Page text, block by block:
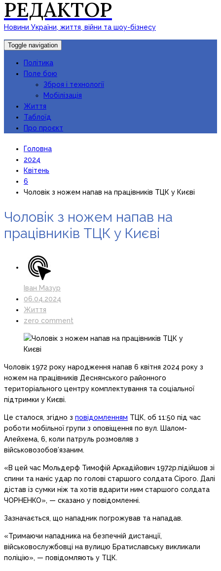
РЕДАКТОР
Новини України, життя, війни та шоу-бізнесу
Toggle navigation
Політика
Поле бою
Зброя і технології
Мобілізація
Життя
Таблоїд
Про проєкт
Головна
2024
Квітень
6
Чоловік з ножем напав на працівників ТЦК у Києві
Чоловік з ножем напав на
працівників ТЦК у Києві
Іван Мазур
06.04.2024
Життя
zero comment
Чоловік 1972 року народження напав 6 квітня 2024 року з
ножем на працівників Деснянського районного
територіального центру комплектування та соціальної
підтримки у Києві.
Це сталося, згідно з повідомленням ТЦК, об 11:50 під час
роботи мобільної групи з оповіщення по вул. Шалом-
Алейхема, 6, коли патруль розмовляв з
військовозобов’язаним.
«В цей час Мольдерф Тимофій Аркадійович 1972р.підійшов зі
спини та наніс удар по голові старшого солдата Сірого. Далі
дістав із сумки ніж та хотів вдарити ним старшого солдата
ЧОРНЕНКО», — сказано у повідомленні.
Зазначається, що нападник погрожував та нападав.
«Тримаючи нападника на безпечній дистанції,
військовослужбовці на вулицю Братиславську викликали
поліцію», — повідомляють у ТЦК.